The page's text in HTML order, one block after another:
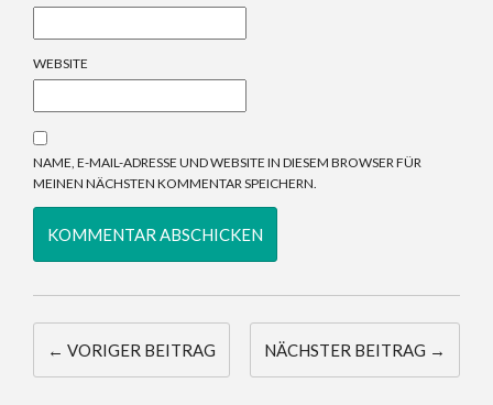
WEBSITE
NAME, E-MAIL-ADRESSE UND WEBSITE IN DIESEM BROWSER FÜR
MEINEN NÄCHSTEN KOMMENTAR SPEICHERN.
← VORIGER BEITRAG NÄCHSTER BEITRAG →